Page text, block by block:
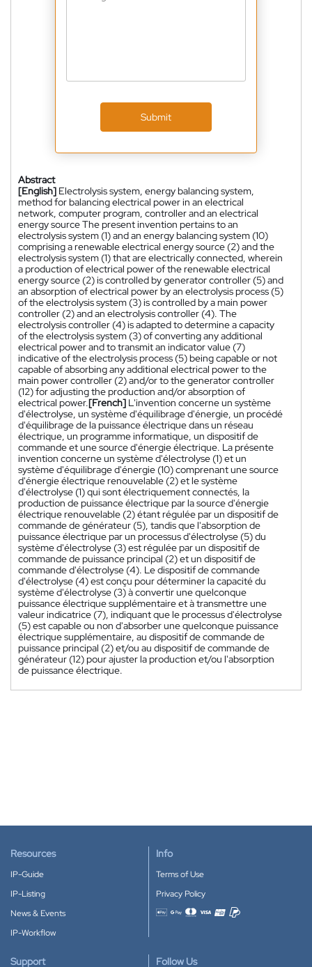
Submit
Abstract
[English] Electrolysis system, energy balancing system,
method for balancing electrical power in an electrical
network, computer program, controller and an electrical
energy source The present invention pertains to an
electrolysis system (1) and an energy balancing system (10)
comprising a renewable electrical energy source (2) and the
electrolysis system (1) that are electrically connected, wherein
a production of electrical power of the renewable electrical
energy source (2) is controlled by generator controller (5) and
an absorption of electrical power by an electrolysis process (5)
of the electrolysis system (3) is controlled by a main power
controller (2) and an electrolysis controller (4). The
electrolysis controller (4) is adapted to determine a capacity
of the electrolysis system (3) of converting any additional
electrical power and to transmit an indicator value (7)
indicative of the electrolysis process (5) being capable or not
capable of absorbing any additional electrical power to the
main power controller (2) and/or to the generator controller
(12) for adjusting the production and/or absorption of
electrical power.[French] L'invention concerne un système
d'électrolyse, un système d'équilibrage d'énergie, un procédé
d'équilibrage de la puissance électrique dans un réseau
électrique, un programme informatique, un dispositif de
commande et une source d'énergie électrique. La présente
invention concerne un système d'électrolyse (1) et un
système d'équilibrage d'énergie (10) comprenant une source
d'énergie électrique renouvelable (2) et le système
d'électrolyse (1) qui sont électriquement connectés, la
production de puissance électrique par la source d'énergie
électrique renouvelable (2) étant régulée par un dispositif de
commande de générateur (5), tandis que l'absorption de
puissance électrique par un processus d'électrolyse (5) du
système d'électrolyse (3) est régulée par un dispositif de
commande de puissance principal (2) et un dispositif de
commande d'électrolyse (4). Le dispositif de commande
d'électrolyse (4) est conçu pour déterminer la capacité du
système d'électrolyse (3) à convertir une quelconque
puissance électrique supplémentaire et à transmettre une
valeur indicatrice (7), indiquant que le processus d'électrolyse
(5) est capable ou non d'absorber une quelconque puissance
électrique supplémentaire, au dispositif de commande de
puissance principal (2) et/ou au dispositif de commande de
générateur (12) pour ajuster la production et/ou l'absorption
de puissance électrique.
Resources
IP-Guide
IP-Listing
News & Events
IP-Workflow
Info
Terms of Use
Privacy Policy
Accepted payment methods
Support Follow Us